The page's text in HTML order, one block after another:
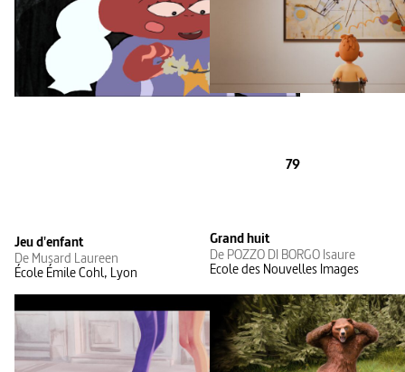
79
Jeu d'enfant
De Musard Laureen
École Émile Cohl, Lyon
Grand huit
De POZZO DI BORGO Isaure
Ecole des Nouvelles Images